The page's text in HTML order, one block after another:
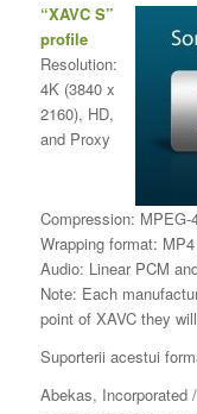
“XAVC S”
profile
Resolution:
4K (3840 x
2160), HD,
and Proxy
Compression: MPEG-
Wrapping format: MP4
Audio: Linear PCM
Note: Each
point of XAVC they
Suporterii acestui
Abekas,